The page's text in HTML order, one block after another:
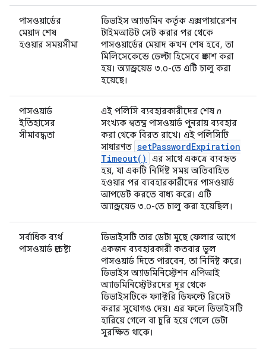
পাসওয়ার্ডের
মেয়াদ শেষ
হওয়ার সময়সীমা
ডিভাইস অ্যাডমিন কর্তৃক এক্সপায়ারেশন
টাইমআউট সেট করার পর থেকে
পাসওয়ার্ডের মেয়াদ কখন শেষ হবে, তা
মিলিসেকেন্ডে ডেল্টা হিসেবে প্রকাশ করা
হয়। অ্যান্ড্রয়েড ৩.০-তে এটি চালু করা
হয়েছে।
পাসওয়ার্ড
ইতিহাসের
সীমাবদ্ধতা
এই পলিসি ব্যবহারকারীদের শেষ n
সংখ্যক স্বতন্ত্র পাসওয়ার্ড পুনরায় ব্যবহার
করা থেকে বিরত রাখে। এই পলিসিটি
সাধারণত setPasswordExpiration
Timeout( )
এর সাথে একত্রে ব্যবহৃত
হয়, যা একটি নির্দিষ্ট সময় অতিবাহিত
হওয়ার পর ব্যবহারকারীদের পাসওয়ার্ড
আপডেট করতে বাধ্য করে। এটি
অ্যান্ড্রয়েড ৩.০-তে চালু করা হয়েছিল।
সর্বাধিক ব্যর্থ
পাসওয়ার্ড প্রচেষ্টা
ডিভাইসটি তার ডেটা মুছে ফেলার আগে
একজন ব্যবহারকারী কতবার ভুল
পাসওয়ার্ড দিতে পারবেন, তা নির্দিষ্ট করে।
ডিভাইস অ্যাডমিনিস্ট্রেশন এপিআই
অ্যাডমিনিস্ট্রেটরদের দূর থেকে
ডিভাইসটিকে ফ্যাক্টরি ডিফল্টে রিসেট
করার সুযোগও দেয়। এর ফলে ডিভাইসটি
হারিয়ে গেলে বা চুরি হয়ে গেলে ডেটা
সুরক্ষিত থাকে।